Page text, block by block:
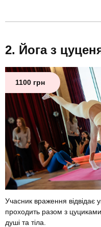
Йога з
1100 грн
Учасник враження відвідає
проходить разом з
душі та тіла.